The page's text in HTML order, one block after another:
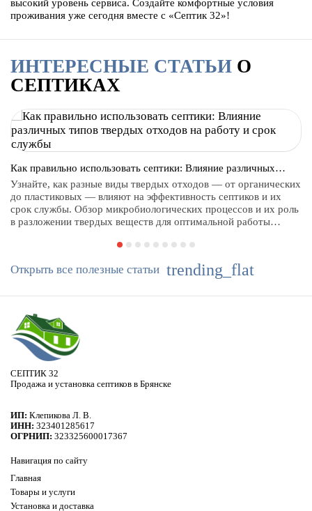
высокий уровень сервиса. Создайте комфортные условия
проживания уже сегодня вместе с «Септик 32»!
ИНТЕРЕСНЫЕ СТАТЬИ О
СЕПТИКАХ
Как правильно использовать септики: Влияние различных
типов твердых отходов на работу и срок службы
Узнайте, как разные виды твердых отходов — от органических
до пластиковых — влияют на эффективность септиков и их
срок службы. Обзор микробиологических процессов и их роль
в разложении твердых веществ для оптимальной работы
Открыть все полезные статьи trending_flat
СЕПТИК 32
Продажа и установка септиков в Брянске
ИП: Клепикова Л. В.
ИНН: 323401285617
ОГРНИП: 323325600017367
Навигация по сайту
Главная
Товары и услуги
Установка и доставка